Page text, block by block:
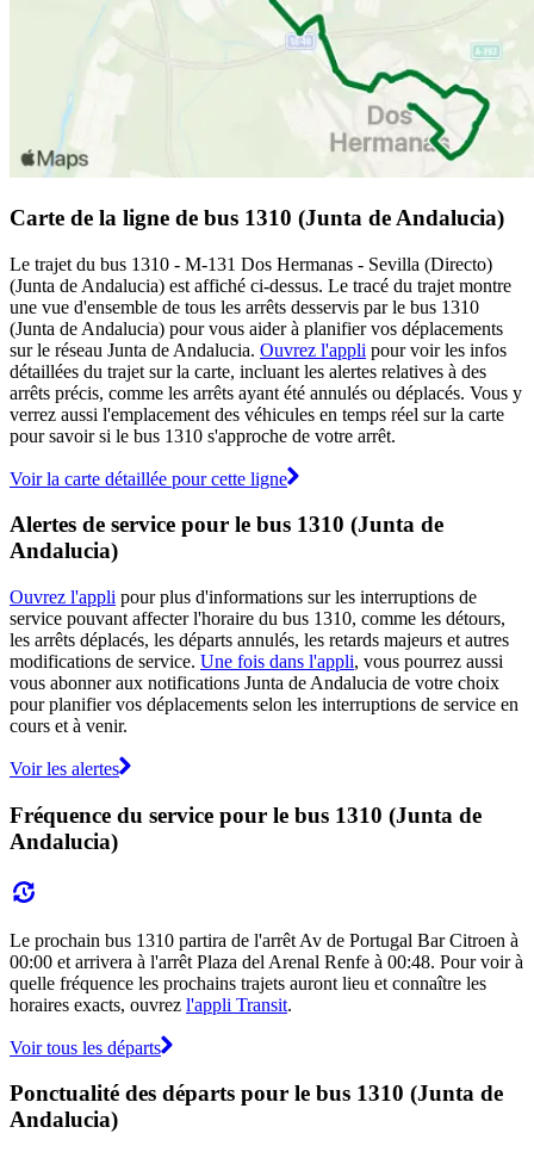
Carte de la ligne de bus 1310 (Junta de Andalucia)
Le trajet du bus 1310 - M-131 Dos Hermanas - Sevilla (Directo)
(Junta de Andalucia) est affiché ci-dessus. Le tracé du trajet montre
une vue d'ensemble de tous les arrêts desservis par le bus 1310
(Junta de Andalucia) pour vous aider à planifier vos déplacements
sur le réseau Junta de Andalucia. Ouvrez l'appli pour voir les infos
détaillées du trajet sur la carte, incluant les alertes relatives à des
arrêts précis, comme les arrêts ayant été annulés ou déplacés. Vous y
verrez aussi l'emplacement des véhicules en temps réel sur la carte
pour savoir si le bus 1310 s'approche de votre arrêt.
Voir la carte détaillée pour cette ligne
Alertes de service pour le bus 1310 (Junta de
Andalucia)
Ouvrez l'appli pour plus d'informations sur les interruptions de
service pouvant affecter l'horaire du bus 1310, comme les détours,
les arrêts déplacés, les départs annulés, les retards majeurs et autres
modifications de service. Une fois dans l'appli, vous pourrez aussi
vous abonner aux notifications Junta de Andalucia de votre choix
pour planifier vos déplacements selon les interruptions de service en
cours et à venir.
Voir les alertes
Fréquence du service pour le bus 1310 (Junta de
Andalucia)
Le prochain bus 1310 partira de l'arrêt Av de Portugal Bar Citroen à
00:00 et arrivera à l'arrêt Plaza del Arenal Renfe à 00:48. Pour voir à
quelle fréquence les prochains trajets auront lieu et connaître les
horaires exacts, ouvrez l'appli Transit.
Voir tous les départs
Ponctualité des départs pour le bus 1310 (Junta de
Andalucia)